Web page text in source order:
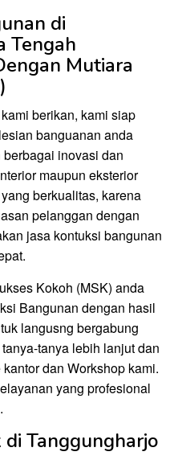
di
Tengah
Mutiara
berikan, kami siap
banguanan anda
inovasi dan
maupun eksterior
berkualitas, karena
pelanggan dengan
jasa kontuksi bangunan
Kokoh (MSK) anda
Bangunan dengan hasil
langusng bergabung
tanya lebih lanjut dan
dan Workshop kami.
yang profesional
Tanggungharjo